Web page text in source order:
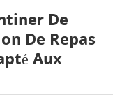
De
De Repas
Aux